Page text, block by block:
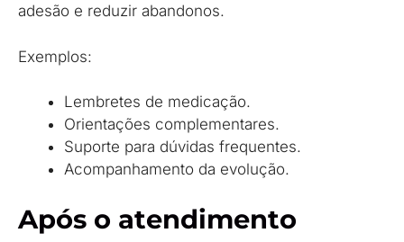
adesão e reduzir abandonos.
Exemplos:
Lembretes de medicação.
Orientações complementares.
Suporte para dúvidas frequentes.
Acompanhamento da evolução.
Após o atendimento